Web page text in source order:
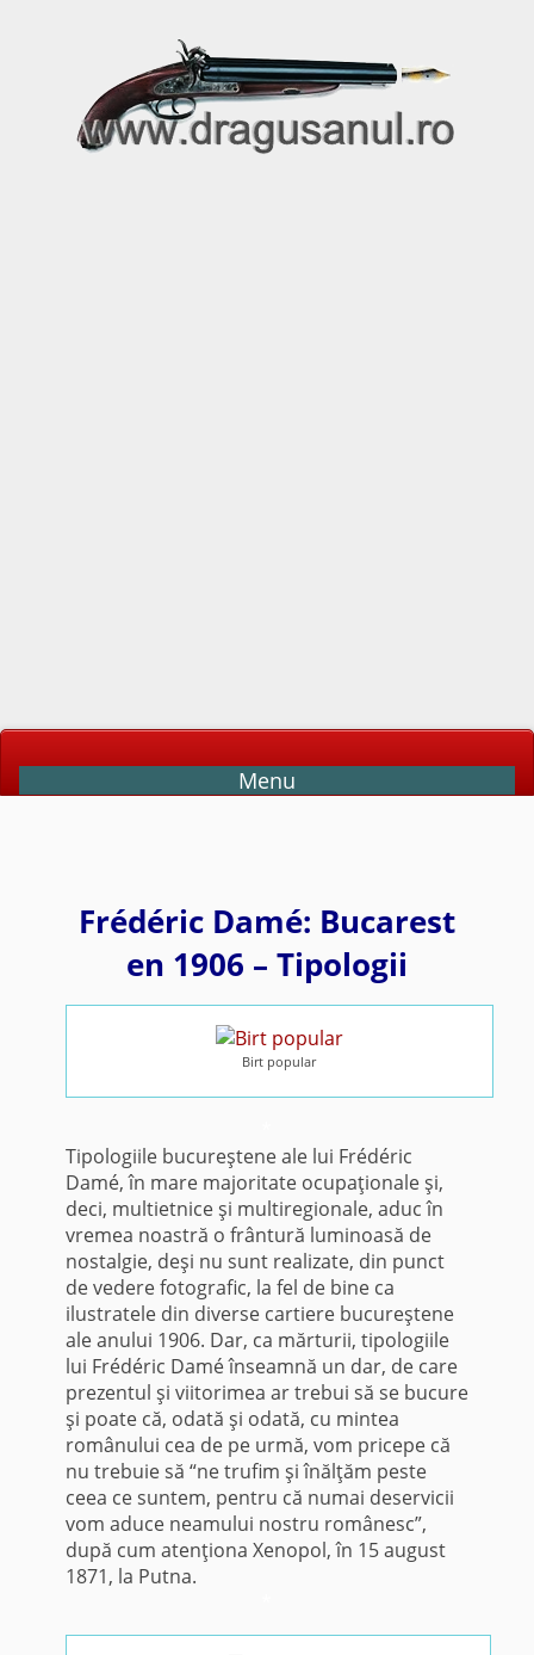
Menu
Frédéric Damé: Bucarest
en 1906 – Tipologii
Birt popular
Tipologiile bucureştene ale lui Frédéric
Damé, în mare majoritate ocupaţionale şi,
deci, multietnice şi multiregionale, aduc în
vremea noastră o frântură luminoasă de
nostalgie, deşi nu sunt realizate, din punct
de vedere fotografic, la fel de bine ca
ilustratele din diverse cartiere bucureştene
ale anului 1906. Dar, ca mărturii, tipologiile
lui Frédéric Damé înseamnă un dar, de care
prezentul şi viitorimea ar trebui să se bucure
şi poate că, odată şi odată, cu mintea
românului cea de pe urmă, vom pricepe că
nu trebuie să “ne trufim şi înălţăm peste
ceea ce suntem, pentru că numai deservicii
vom aduce neamului nostru românesc”,
după cum atenţiona Xenopol, în 15 august
1871, la Putna.